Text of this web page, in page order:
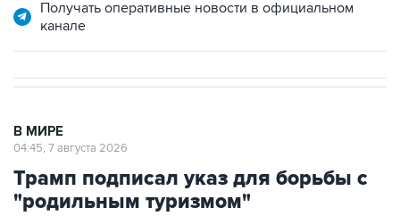
Получать оперативные новости в официальном
канале
В МИРЕ
04:45, 7 августа 2026
Трамп подписал указ для борьбы с
"родильным туризмом"